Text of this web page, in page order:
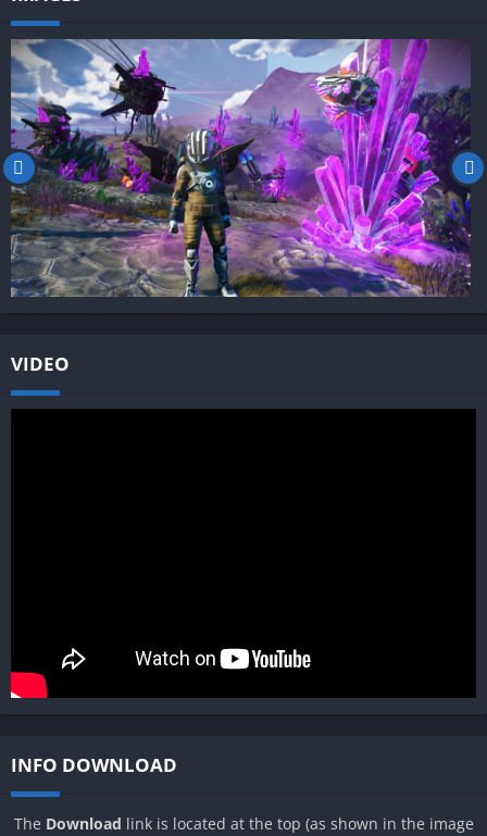
VIDEO
INFO DOWNLOAD
The Download link is located at the top (as shown in the image